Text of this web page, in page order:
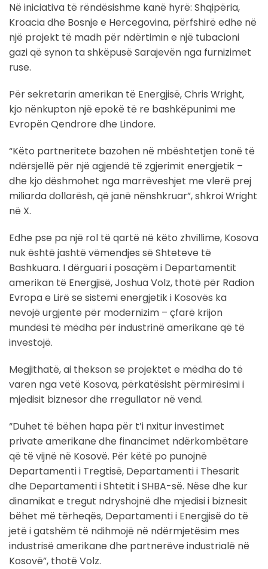
Në iniciativa të rëndësishme kanë hyrë: Shqipëria,
Kroacia dhe Bosnje e Hercegovina, përfshirë edhe në
një projekt të madh për ndërtimin e një tubacioni
gazi që synon ta shkëpusë Sarajevën nga furnizimet
ruse.
Për sekretarin amerikan të Energjisë, Chris Wright,
kjo nënkupton një epokë të re bashkëpunimi me
Evropën Qendrore dhe Lindore.
“Këto partneritete bazohen në mbështetjen tonë të
ndërsjellë për një agjendë të zgjerimit energjetik –
dhe kjo dëshmohet nga marrëveshjet me vlerë prej
miliarda dollarësh, që janë nënshkruar”, shkroi Wright
në X.
Edhe pse pa një rol të qartë në këto zhvillime, Kosova
nuk është jashtë vëmendjes së Shteteve të
Bashkuara. I dërguari i posaçëm i Departamentit
amerikan të Energjisë, Joshua Volz, thotë për Radion
Evropa e Lirë se sistemi energjetik i Kosovës ka
nevojë urgjente për modernizim – çfarë krijon
mundësi të mëdha për industrinë amerikane që të
investojë.
Megjithatë, ai thekson se projektet e mëdha do të
varen nga vetë Kosova, përkatësisht përmirësimi i
mjedisit biznesor dhe rregullator në vend.
“Duhet të bëhen hapa për t’i nxitur investimet
private amerikane dhe financimet ndërkombëtare
që të vijnë në Kosovë. Për këtë po punojnë
Departamenti i Tregtisë, Departamenti i Thesarit
dhe Departamenti i Shtetit i SHBA-së. Nëse dhe kur
dinamikat e tregut ndryshojnë dhe mjedisi i biznesit
bëhet më tërheqës, Departamenti i Energjisë do të
jetë i gatshëm të ndihmojë në ndërmjetësim mes
industrisë amerikane dhe partnerëve industrialë në
Kosovë”, thotë Volz.